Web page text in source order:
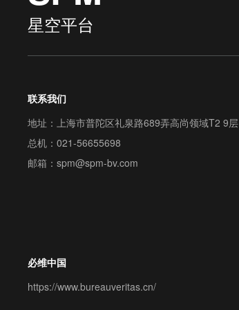
星空平台
联系我们
地址：上海市普陀区礼泉路689弄高尚领域T2 9层
总机：021-56655698
邮箱：spm@spm-bv.com
必维中国
https://www.bureauveritas.cn/